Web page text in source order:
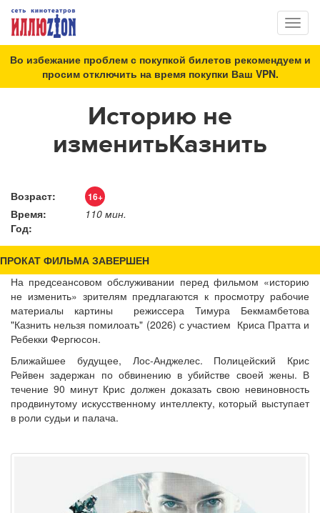
Во избежание проблем с покупкой билетов рекомендуем и
просим отключить на время покупки Ваш VPN.
Историю не
изменитьКазнить
Возраст: 16+
Время:
110 мин.
Год:
ПРОКАТ ФИЛЬМА ЗАВЕРШЕН
На предсеансовом обслуживании перед фильмом «историю
не изменить» зрителям предлагаются к просмотру рабочие
материалы картины режиссера Тимура Бекмамбетова
"Казнить нельзя помилоать" (2026) с участием Криса Пратта и
Ребекки Фергюсон.
Ближайшее будущее, Лос-Анджелес. Полицейский Крис
Рейвен задержан по обвинению в убийстве своей жены. В
течение 90 минут Крис должен доказать свою невиновность
продвинутому искусственному интеллекту, который выступает
в роли судьи и палача.